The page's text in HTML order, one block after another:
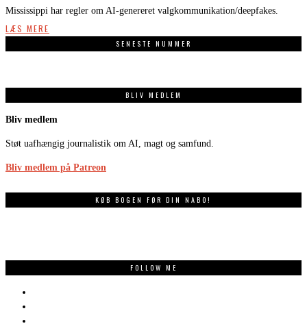
Mississippi har regler om AI-genereret valgkommunikation/deepfakes.
LÆS MERE
SENESTE NUMMER
BLIV MEDLEM
Bliv medlem
Støt uafhængig journalistik om AI, magt og samfund.
Bliv medlem på Patreon
KØB BOGEN FØR DIN NABO!
FOLLOW ME